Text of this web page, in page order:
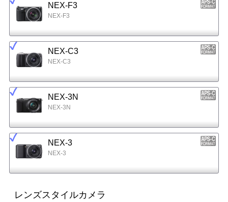
NEX-F3
NEX-F3
NEX-C3
NEX-C3
NEX-3N
NEX-3N
NEX-3
NEX-3
レンズスタイルカメラ